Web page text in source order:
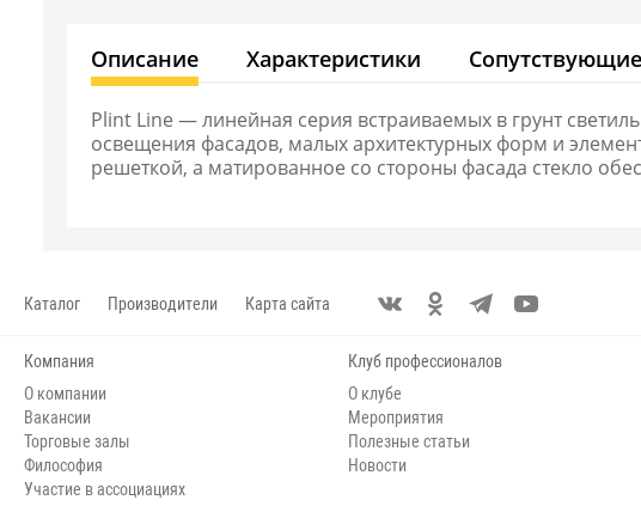
Описание Характеристики
Plint Line — линейная серия встраиваемых в грунт
освещения фасадов, малых архитектурных форм и
решеткой, а матированное со стороны фасада стекло
Каталог Производители Карта сайта
Компания
О компании
Вакансии
Торговые залы
Философия
Участие в ассоциациях
Клуб профессионалов
О клубе
Мероприятия
Полезные статьи
Новости